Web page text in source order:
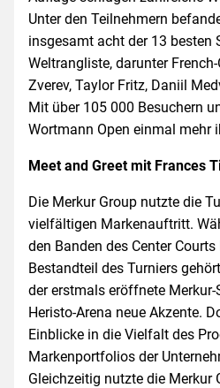
Unter den Teilnehmern
insgesamt acht der 13 besten
Weltrangliste, darunter
Zverev, Taylor Fritz, Daniil
Mit über 105 000 Besuchern
Wortmann Open einmal mehr
Meet and Greet mit Frances
Die Merkur Group nutzte die
vielfältigen Markenauftritt.
den Banden des Center
Bestandteil des Turniers
der erstmals eröffnete
Heristo-Arena neue Akzente.
Einblicke in die Vielfalt des
Markenportfolios der
Gleichzeitig nutzte die Merkur